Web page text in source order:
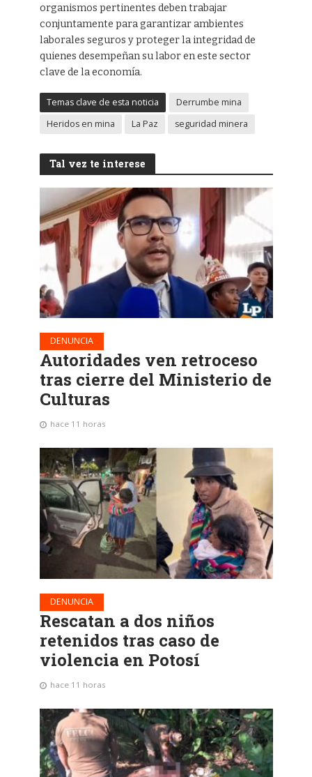
organismos pertinentes deben trabajar
conjuntamente para garantizar ambientes
laborales seguros y proteger la integridad de
quienes desempeñan su labor en este sector
clave de la economía.
Temas clave de esta noticia
Derrumbe mina
Heridos en mina
La Paz seguridad minera
Tal vez te interese
DENUNCIA
Autoridades ven retroceso
tras cierre del Ministerio de
Culturas
hace 11 horas
DENUNCIA
Rescatan a dos niños
retenidos tras caso de
violencia en Potosí
hace 11 horas